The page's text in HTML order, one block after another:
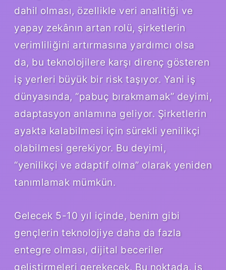
dahil olması, özellikle veri analitiği ve
yapay zekânın artan rolü, şirketlerin
verimliliğini artırmasına yardımcı olsa
da, bu teknolojilere karşı direnç gösteren
iş yerleri büyük bir risk taşıyor. Yani iş
dünyasında, “pabuç bırakmamak” deyimi,
adaptasyon anlamına geliyor. Şirketlerin
ayakta kalabilmesi için sürekli yenilikçi
olabilmesi gerekiyor. Bu deyimi,
“yenilikçi ve adaptif olma” olarak yeniden
tanımlamak mümkün.
Gelecek 5-10 yıl içinde, benim gibi
gençlerin teknolojiye daha da fazla
entegre olması, dijital beceriler
geliştirmeleri gerekecek. Bu noktada, iş